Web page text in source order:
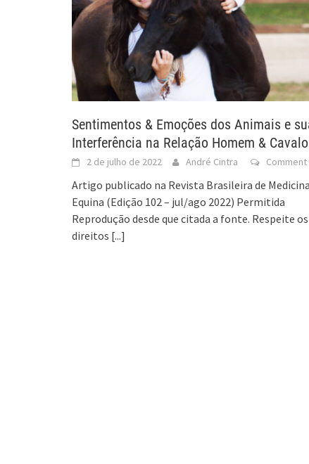
Sentimentos & Emoções dos Animais e
Interferência na Relação Homem & Cavalo
2 de julho de 2022 André Cintra Comment
Artigo publicado na Revista Brasileira de Medicina
Equina (Edição 102 – jul/ago 2022) Permitida
Reprodução desde que citada a fonte. Respeite os
direitos [...]